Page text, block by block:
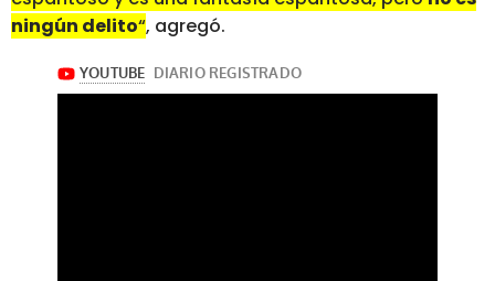
ningún delito“, agregó.